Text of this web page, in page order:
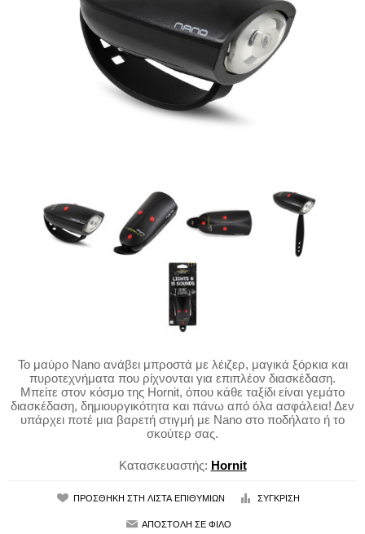
Το μαύρο Nano ανάβει μπροστά με λέιζερ, μαγικά ξόρκια και
πυροτεχνήματα που ρίχνονται για επιπλέον διασκέδαση.
Μπείτε στον κόσμο της Hornit, όπου κάθε ταξίδι είναι γεμάτο
διασκέδαση, δημιουργικότητα και πάνω από όλα ασφάλεια! Δεν
υπάρχει ποτέ μια βαρετή στιγμή με Nano στο ποδήλατο ή το
σκούτερ σας.
Κατασκευαστής: Hornit